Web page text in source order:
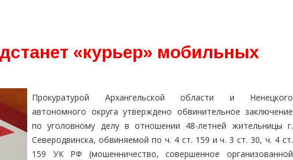
«курьер» мобильных
Прокуратурой Архангельской области и Ненецкого
автономного округа утверждено обвинительное заключение
по уголовному делу в отношении 48-летней жительницы г.
Северодвинска, обвиняемой по ч. 4 ст. 159 и ч. 3 ст. 30, ч. 4 ст.
159 УК РФ (мошенничество, совершенное организованной